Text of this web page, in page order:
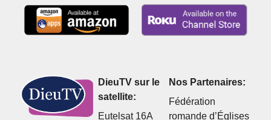
DieuTV sur le
satellite:
Eutelsat 16A
Nos Partenaires:
Fédération
romande d’Églises